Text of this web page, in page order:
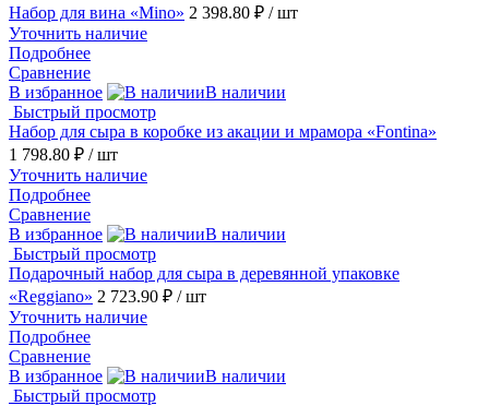
Набор для вина «Mino» 2 398.80 ₽ / шт
Уточнить наличие
Подробнее
Сравнение
В избранное
В наличии
Быстрый просмотр
Набор для сыра в коробке из акации и мрамора «Fontina»
1 798.80 ₽ / шт
Уточнить наличие
Подробнее
Сравнение
В избранное
В наличии
Быстрый просмотр
Подарочный набор для сыра в деревянной упаковке
«Reggiano» 2 723.90 ₽ / шт
Уточнить наличие
Подробнее
Сравнение
В избранное
В наличии
Быстрый просмотр